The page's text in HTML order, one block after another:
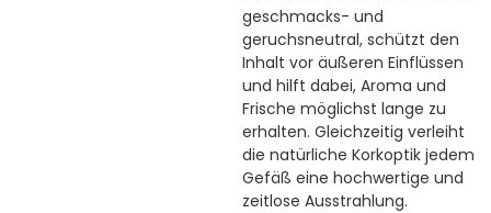
geschmacks- und
geruchsneutral, schützt den
Inhalt vor äußeren Einflüssen
und hilft dabei, Aroma und
Frische möglichst lange zu
erhalten. Gleichzeitig verleiht
die natürliche Korkoptik jedem
Gefäß eine hochwertige und
zeitlose Ausstrahlung.